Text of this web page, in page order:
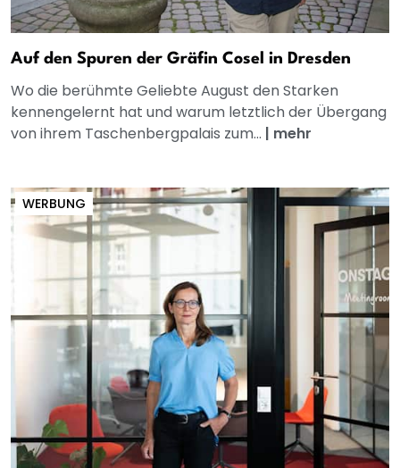
Auf den Spuren der Gräfin Cosel in Dresden
Wo die berühmte Geliebte August den Starken
kennengelernt hat und warum letztlich der Übergang
von ihrem Taschenbergpalais zum... | mehr
WERBUNG